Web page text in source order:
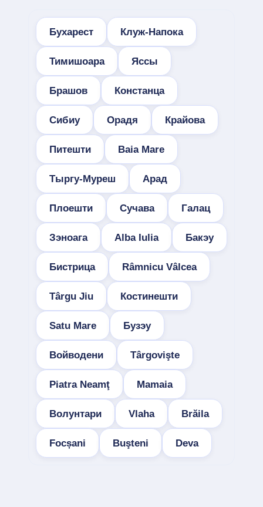
Бухарест Клуж-Напока
Тимишоара Яссы
Брашов Констанца
Сибиу Орадя Крайова
Питешти Baia Mare
Тыргу-Муреш Арад
Плоешти Сучава Галац
Зэноага Alba Iulia Бакэу
Бистрица Râmnicu Vâlcea
Târgu Jiu Костинешти
Satu Mare Бузэу
Войводени Târgovişte
Piatra Neamţ Mamaia
Волунтари Vlaha Brăila
Focșani Buşteni Deva